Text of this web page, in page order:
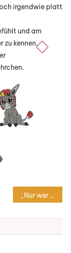
irgendwie platt
und am
zu kennen.
„Nur wer loslässt, hat das Herz frei“ von Amy E. Reichert